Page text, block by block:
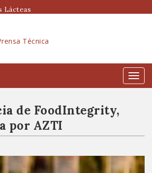
Lácteas
Menú
de FoodIntegrity,
por AZTI